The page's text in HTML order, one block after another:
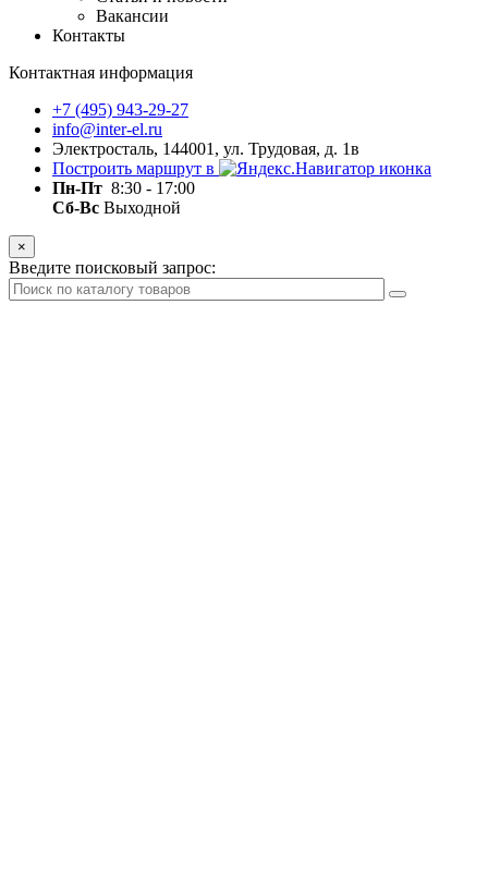
Вакансии
Контакты
Контактная информация
+7 (495) 943-29-27
info@inter-el.ru
Электросталь, 144001, ул. Трудовая, д. 1в
Построить маршрут в
Пн-Пт 8:30 - 17:00
Сб-Вс Выходной
×
Введите поисковый запрос: